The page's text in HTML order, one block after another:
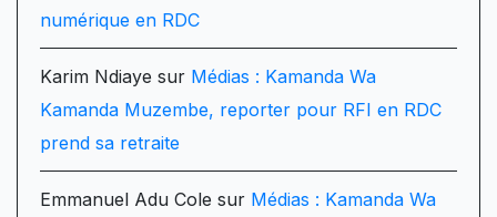
numérique en RDC
Karim Ndiaye sur Médias : Kamanda Wa
Kamanda Muzembe, reporter pour RFI en RDC
prend sa retraite
Emmanuel Adu Cole sur Médias : Kamanda Wa